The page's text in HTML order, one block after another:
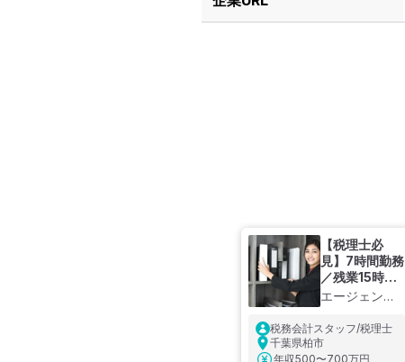
【税理士必
見】7時間勤務
／残業15時間
程度！実務で
プライベート
の時間も確保
できる、総合
エージェント
ださい
税務会計スタッフ/税理士
千葉県柏市
年収500〜700万円